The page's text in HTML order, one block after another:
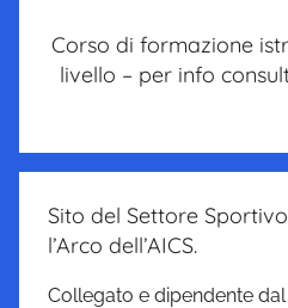
Corso di formazione
livello – per info
Sito del Settore
l’Arco dell’AICS.
Collegato e dipendente